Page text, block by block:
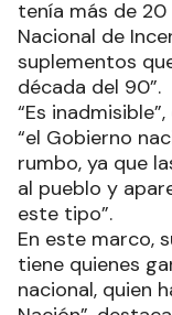
tenía más de
Nacional de
suplementos
década del 90”.
“Es
“el Gobierno
rumbo, ya que
al pueblo y
este tipo”.
En este marco,
tiene quienes
nacional, quien